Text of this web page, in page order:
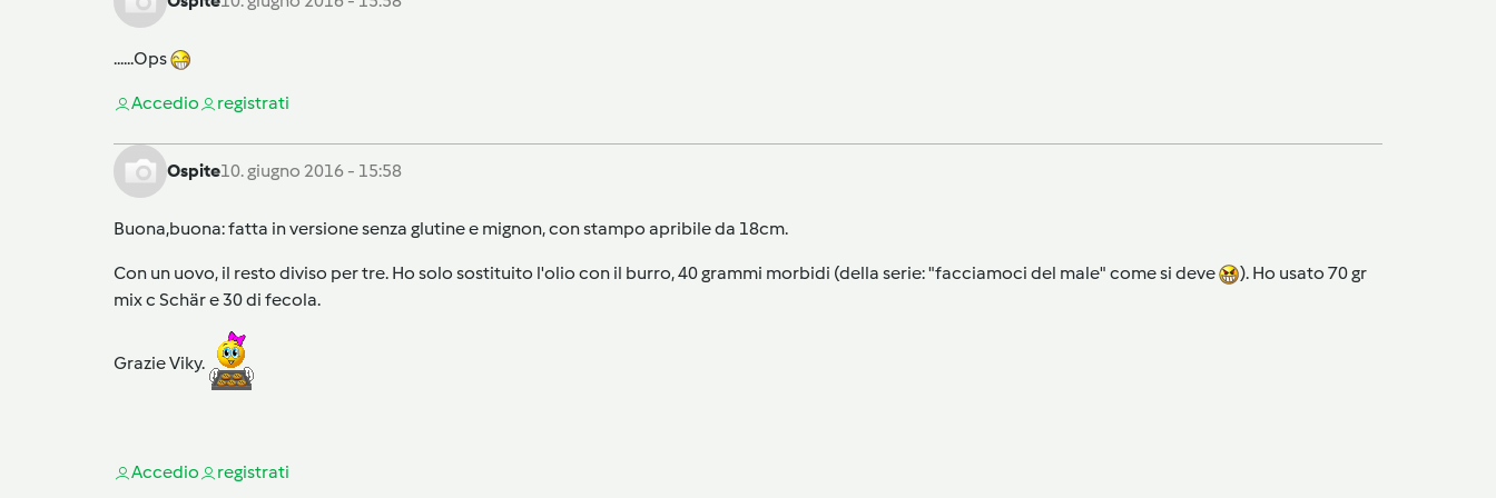
......Ops
Accedio registrati
Ospite10. giugno 2016 - 15:58
Buona,buona: fatta in versione senza glutine e mignon, con stampo apribile da 18cm.
Con un uovo, il resto diviso per tre. Ho solo sostituito l'olio con il burro, 40 grammi morbidi (della serie: "facciamoci del male" come si deve
). Ho usato 70 gr
mix c Schär e 30 di fecola.
Grazie Viky.
Accedio registrati